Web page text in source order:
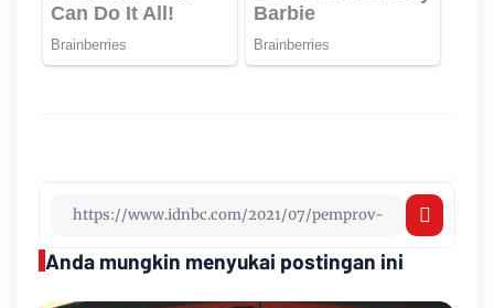
Anda mungkin menyukai postingan ini